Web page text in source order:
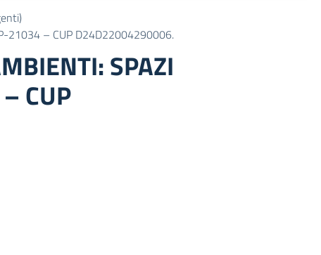
P-21034 – CUP D24D22004290006.
SPAZI
CUP